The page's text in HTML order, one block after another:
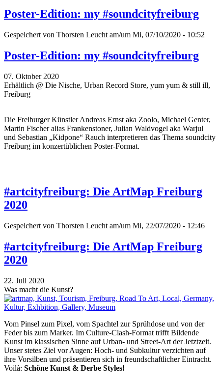
Poster-Edition: my #soundcityfreiburg
Gespeichert von Thorsten Leucht am/um Mi, 07/10/2020 - 10:52
Poster-Edition: my #soundcityfreiburg
07. Oktober 2020
Erhältlich @ Die Nische, Urban Record Store, yum yum & still ill,
Freiburg
Die Freiburger Künstler Andreas Ernst aka Zoolo, Michael Genter,
Martin Fischer alias Frankenstoner, Julian Waldvogel aka Warjul
und Sebastian „Kidpone“ Rauch interpretieren das Thema soundcity
Freiburg im konzertüblichen Poster-Format.
#artcityfreiburg: Die ArtMap Freiburg
2020
Gespeichert von Thorsten Leucht am/um Mi, 22/07/2020 - 12:46
#artcityfreiburg: Die ArtMap Freiburg
2020
22. Juli 2020
Was macht die Kunst?
Vom Pinsel zum Pixel, vom Spachtel zur Sprühdose und von der
Feder bis zum Marker. Im Culture-Clash-Format trifft Bildende
Kunst im klassischen Sinne auf Urban- und Street-Art der Jetztzeit.
Unser stetes Ziel vor Augen: Hoch- und Subkultur verzichten auf
ihre Vorsilben und präsentieren sich in freundschaftlicher Eintracht.
Voilà: Schöne Kunst & Derbe Styles!